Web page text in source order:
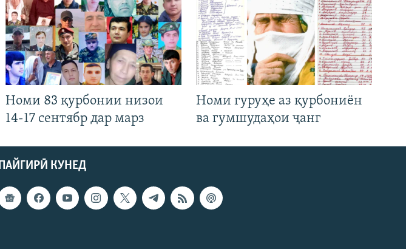
Номи 83 қурбонии низои
14-17 сентябр дар марз
Номи гуруҳе аз қурбониён
ва гумшудаҳои ҷанг
ПАЙГИРӢ КУНЕД